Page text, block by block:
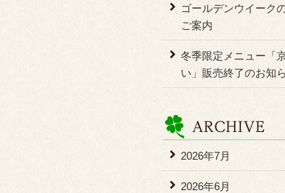
ゴールデンウイーク
ご案内
冬季限定メニュー「
い」販売終了のお知
2026年7月
2026年6月